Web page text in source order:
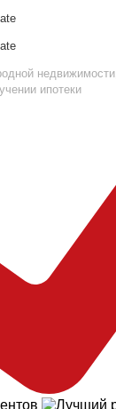
недвижимости
ипотеки